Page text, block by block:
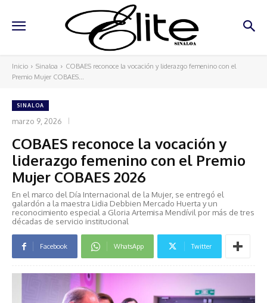
Inicio Sinaloa
COBAES reconoce la vocación y liderazgo femenino con el
Premio Mujer COBAES...
SINALOA
marzo 9, 2026
COBAES reconoce la vocación y
liderazgo femenino con el Premio
Mujer COBAES 2026
En el marco del Día Internacional de la Mujer, se entregó el
galardón a la maestra Lidia Debbien Mercado Huerta y un
reconocimiento especial a Gloria Artemisa Mendívil por más de tres
décadas de servicio institucional
Facebook WhatsApp Twitter